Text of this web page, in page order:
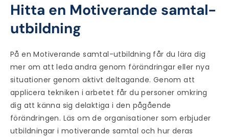
Hitta en Motiverande samtal-
utbildning
På enMotiverande samtal-utbildning får du lära dig
mer om att leda andra genom förändringar eller nya
situationer genom aktivt deltagande. Genom att
applicera tekniken i arbetet får du personer omkring
dig att känna sig delaktiga i den pågående
förändringen. Läs om de organisationer som erbjuder
utbildningar i motiverande samtal och hur deras